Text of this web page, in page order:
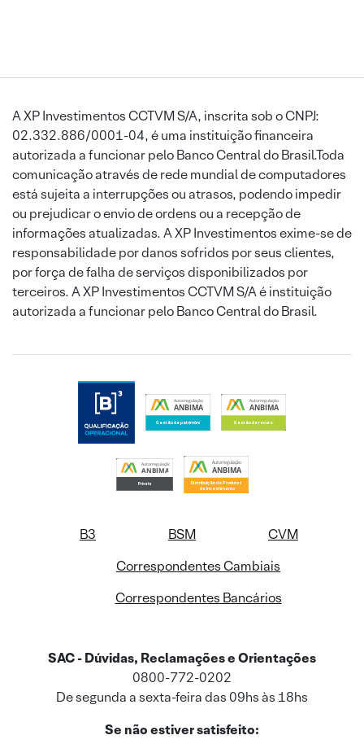
A XP Investimentos CCTVM S/A, inscrita sob o CNPJ:
02.332.886/0001-04, é uma instituição financeira
autorizada a funcionar pelo Banco Central do Brasil.Toda
comunicação através de rede mundial de computadores
está sujeita a interrupções ou atrasos, podendo impedir
ou prejudicar o envio de ordens ou a recepção de
informações atualizadas. A XP Investimentos exime-se de
responsabilidade por danos sofridos por seus clientes,
por força de falha de serviços disponibilizados por
terceiros. A XP Investimentos CCTVM S/A é instituição
autorizada a funcionar pelo Banco Central do Brasil.
B3 BSM
CVM
Correspondentes Cambiais
Correspondentes Bancários
SAC - Dúvidas, Reclamações e Orientações
0800-772-0202
De segunda a sexta-feira das 09hs às 18hs
Se não estiver satisfeito: